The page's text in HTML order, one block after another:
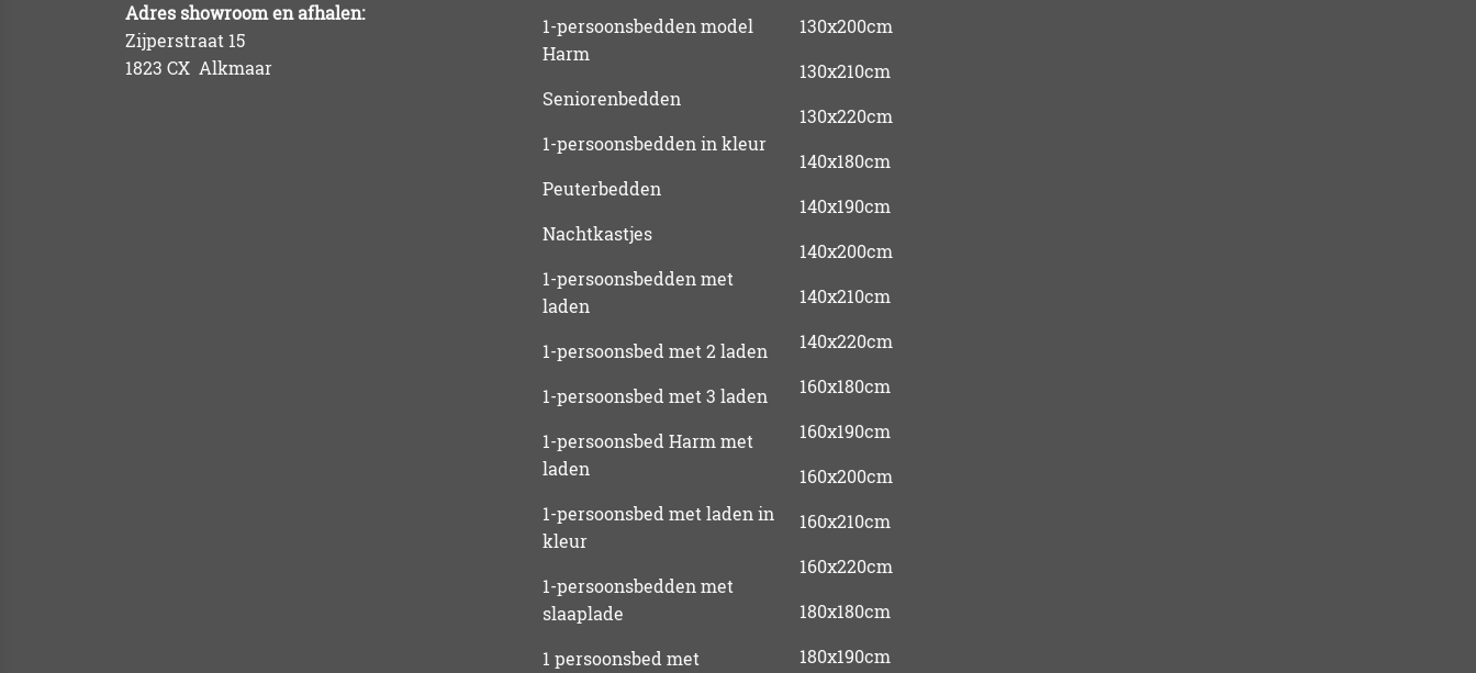
Adres showroom en afhalen:
Zijperstraat 15
1823 CX Alkmaar
1-persoonsbedden model
Harm
Seniorenbedden
1-persoonsbedden in kleur
Peuterbedden
Nachtkastjes
1-persoonsbedden met
laden
1-persoonsbed met 2 laden
1-persoonsbed met 3 laden
1-persoonsbed Harm met
laden
1-persoonsbed met laden in
kleur
1-persoonsbedden met
slaaplade
1 persoonsbed met
130x200cm
130x210cm
130x220cm
140x180cm
140x190cm
140x200cm
140x210cm
140x220cm
160x180cm
160x190cm
160x200cm
160x210cm
160x220cm
180x180cm
180x190cm